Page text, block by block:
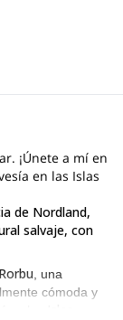
¡Únete a mí en
en las Islas
de Nordland,
salvaje, con
Rorbu , una
cómoda y